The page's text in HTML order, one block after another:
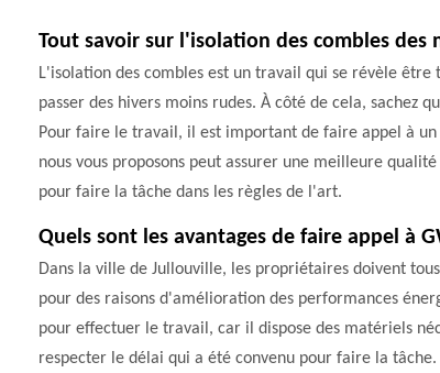
Tout savoir sur l'isolation des combles des
L'isolation des combles est un travail qui se révèle
passer des hivers moins rudes. À côté de cela, sachez
Pour faire le travail, il est important de faire appel à
nous vous proposons peut assurer une meilleure
pour faire la tâche dans les règles de l'art.
Quels sont les avantages de faire appel à
Dans la ville de Jullouville, les propriétaires doivent
pour des raisons d'amélioration des performances
pour effectuer le travail, car il dispose des matériels
respecter le délai qui a été convenu pour faire la